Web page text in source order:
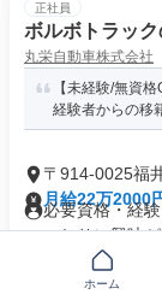
正社員
ボルボトラッ
丸栄自動車株式会社
【未経験/無資
経験者からの移
〒914-0025福
月給22万2000
必要資格・経
いじりに興味
資格取得支援あり
ホーム